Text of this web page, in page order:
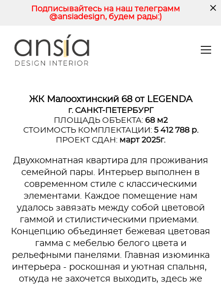
Подписывайтесь на наш телеграмм
@ansiadesign, будем рады:)
ЖК Малоохтинский 68 от LEGENDA
г. САНКТ-ПЕТЕРБУРГ
ПЛОЩАДЬ ОБЪЕКТА:68 м2
СТОИМОСТЬ КОМПЛЕКТАЦИИ: 5 412 788 р.
ПРОЕКТ СДАН: март 2025г.
Двухкомнатная квартира для проживания
семейной пары. Интерьер выполнен в
современном стиле с классическими
элементами. Каждое помещение нам
удалось завязать между собой цветовой
гаммой и стилистическими приемами.
Концепцию объединяет бежевая цветовая
гамма с мебелью белого цвета и
рельефными панелями. Главная изюминка
интерьера - роскошная и уютная спальня,
откуда не захочется выходить, здесь же